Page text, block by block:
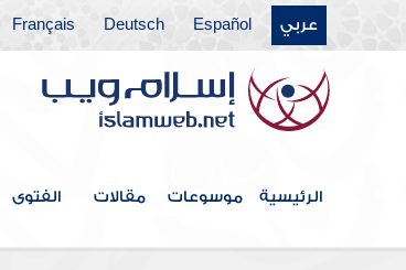
عربي Español
Deutsch
Français
الرئيسية موسوعات مقالات الفتوى